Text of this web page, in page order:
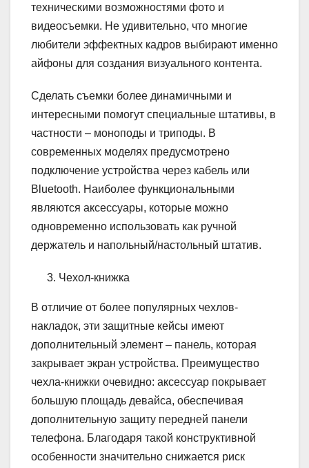
техническими возможностями фото и
видеосъемки. Не удивительно, что многие
любители эффектных кадров выбирают именно
айфоны для создания визуального контента.
Сделать съемки более динамичными и
интересными помогут специальные штативы, в
частности – моноподы и триподы. В
современных моделях предусмотрено
подключение устройства через кабель или
Bluetooth. Наиболее функциональными
являются аксессуары, которые можно
одновременно использовать как ручной
держатель и напольный/настольный штатив.
Чехол-книжка
В отличие от более популярных чехлов-
накладок, эти защитные кейсы имеют
дополнительный элемент – панель, которая
закрывает экран устройства. Преимущество
чехла-книжки очевидно: аксессуар покрывает
большую площадь девайса, обеспечивая
дополнительную защиту передней панели
телефона. Благодаря такой конструктивной
особенности значительно снижается риск